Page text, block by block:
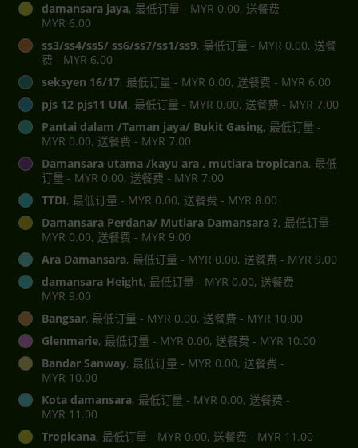
damansara jaya, 最低订量 - MYR 0.00, 送餐费 -
MYR 6.00
ss3/ss4/ss5/ ss6/ss7/ss1/ss9, 最低订量 - MYR 0.00, 送餐
费 - MYR 6.00
seksyen 16/17, 最低订量 - MYR 0.00, 送餐费 - MYR 6.00
pjs 12 pjs11 UM, 最低订量 - MYR 0.00, 送餐费 - MYR 7.00
Pantai dalam /Taman jaya/ Bukit Gasing, 最低订量 -
MYR 0.00, 送餐费 - MYR 7.00
Damansara utama /kayu ara , mutiara tropicana, 最低
订量 - MYR 0.00, 送餐费 - MYR 7.00
TTDI, 最低订量 - MYR 0.00, 送餐费 - MYR 8.00
Damansara Perdana/ Mutiara Damansara ?, 最低订量 -
MYR 0.00, 送餐费 - MYR 9.00
Ara Damansara, 最低订量 - MYR 0.00, 送餐费 - MYR 9.00
damansara Height, 最低订量 - MYR 0.00, 送餐费 -
MYR 9.00
Bangsar, 最低订量 - MYR 0.00, 送餐费 - MYR 10.00
Glenmarie, 最低订量 - MYR 0.00, 送餐费 - MYR 10.00
Bandar Sanway, 最低订量 - MYR 0.00, 送餐费 -
MYR 10.00
Kota damansara, 最低订量 - MYR 0.00, 送餐费 -
MYR 11.00
Tropicana, 最低订量 - MYR 0.00, 送餐费 - MYR 11.00